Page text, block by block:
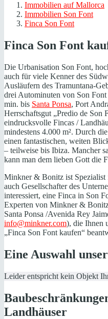
Immobilien auf Mallorca
Immobilien Son Font
Finca Son Font
Finca Son Font
Die Urbanisation Son Font,
auch für viele Kenner des
Ausläufern des Tramuntana-
drei Autominuten von Son
min. bis Santa Ponsa, Port
Herrschaftsgut „Predio de Son
eindrucksvolle Fincas /
mindestens 4.000 m². Durch
einen fantastischen, weiten
– teilweise bis Ibiza. Mancher
kann man dem lieben Gott die
Minkner & Bonitz ist Spezialist
auch Gesellschafter des
interessiert, eine Finca in Son
Experten von Minkner &
Santa Ponsa /Avenida Rey
info@minkner.com), die Ihnen
„Finca Son Font kaufen“
Eine Auswahl
Leider entspricht kein Objekt
Landhäuser